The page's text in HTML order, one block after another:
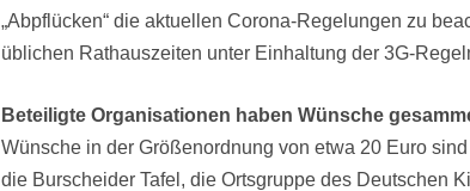
„Abpflücken“ die aktuellen Corona-Regelungen zu
üblichen Rathauszeiten unter Einhaltung der 3G-
Beteiligte Organisationen haben Wünsche
Wünsche in der Größenordnung von etwa 20 Euro
die Burscheider Tafel, die Ortsgruppe des Deutschen